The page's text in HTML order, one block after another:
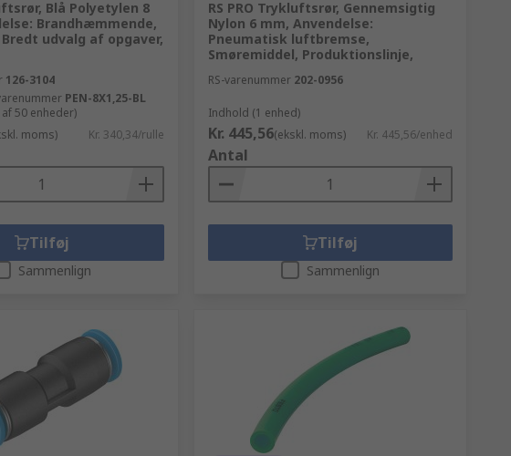
Blå Polyetylen 8
Brandhæmmende,
udvalg af opgaver,
126-3104
PEN-8X1,25-BL
50 enheder)
moms) Kr. 340,34/rulle
Tilføj
Sammenlign
RS PRO Trykluftsrør, Gennemsigtig
Nylon 6 mm, Anvendelse:
Pneumatisk luftbremse,
Smøremiddel, Produktionslinje,
RS-varenummer 202-0956
Indhold (1 enhed)
Kr. 445,56(ekskl. moms) Kr. 445,56/enhed
Antal
Tilføj
Sammenlign